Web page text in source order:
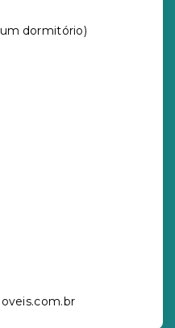
dormitório)